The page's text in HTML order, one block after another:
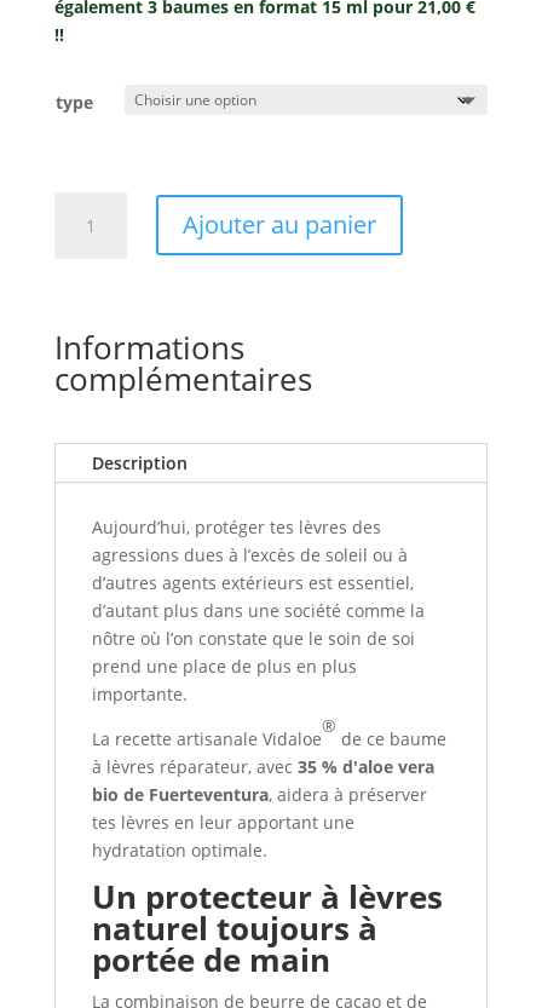
également 3 baumes en format 15 ml pour 21,00 €
!!
type
15
ml,
bio,
hydrater
lèvres
Ajouter au panier
Informations
complémentaires
Description
Aujourd’hui, protéger tes lèvres des
agressions dues à l’excès de soleil ou à
d’autres agents extérieurs est essentiel,
d’autant plus dans une société comme la
nôtre où l’on constate que le soin de soi
prend une place de plus en plus
importante.
La recette artisanale Vidaloe
®
de ce baume
à lèvres réparateur, avec 35 % d'aloe vera
bio de Fuerteventura, aidera à préserver
tes lèvres en leur apportant une
hydratation optimale.
Un protecteur à lèvres
naturel toujours à
portée de main
La combinaison de beurre de cacao et de